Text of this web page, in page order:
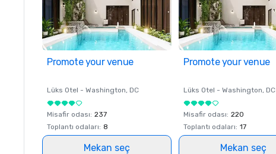
Promote your venue
Lüks Otel - Washington, DC
Misafir odası: 237
Toplantı odaları: 8
Mekan seç
Promote your venue
Lüks Otel - Washington, DC
Misafir odası: 220
Toplantı odaları: 17
Mekan seç